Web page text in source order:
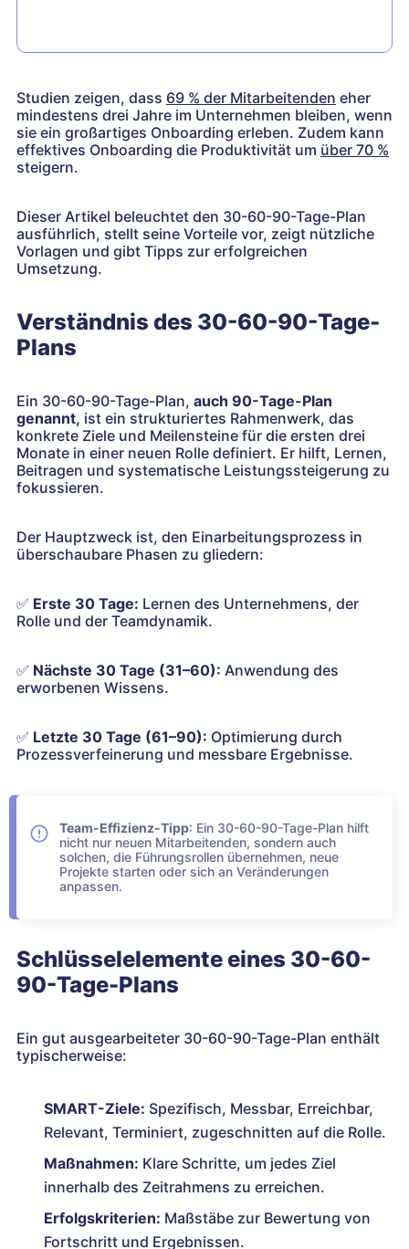
Studien zeigen, dass 69 % der Mitarbeitenden eher
mindestens drei Jahre im Unternehmen bleiben, wenn
sie ein großartiges Onboarding erleben. Zudem kann
effektives Onboarding die Produktivität um über 70 %
steigern.
Dieser Artikel beleuchtet den 30-60-90-Tage-Plan
ausführlich, stellt seine Vorteile vor, zeigt nützliche
Vorlagen und gibt Tipps zur erfolgreichen
Umsetzung.
Verständnis des 30-60-90-Tage-
Plans
Ein 30-60-90-Tage-Plan, auch 90-Tage-Plan
genannt, ist ein strukturiertes Rahmenwerk, das
konkrete Ziele und Meilensteine für die ersten drei
Monate in einer neuen Rolle definiert. Er hilft, Lernen,
Beitragen und systematische Leistungssteigerung zu
fokussieren.
Der Hauptzweck ist, den Einarbeitungsprozess in
überschaubare Phasen zu gliedern:
✅ Erste 30 Tage: Lernen des Unternehmens, der
Rolle und der Teamdynamik.
✅ Nächste 30 Tage (31–60): Anwendung des
erworbenen Wissens.
✅ Letzte 30 Tage (61–90): Optimierung durch
Prozessverfeinerung und messbare Ergebnisse.
Team-Effizienz-Tipp: Ein 30-60-90-Tage-Plan hilft
nicht nur neuen Mitarbeitenden, sondern auch
solchen, die Führungsrollen übernehmen, neue
Projekte starten oder sich an Veränderungen
anpassen.
Schlüsselelemente eines 30-60-
90-Tage-Plans
Ein gut ausgearbeiteter 30-60-90-Tage-Plan enthält
typischerweise:
SMART-Ziele: Spezifisch, Messbar, Erreichbar,
Relevant, Terminiert, zugeschnitten auf die Rolle.
Maßnahmen: Klare Schritte, um jedes Ziel
innerhalb des Zeitrahmens zu erreichen.
Erfolgskriterien: Maßstäbe zur Bewertung von
Fortschritt und Ergebnissen.